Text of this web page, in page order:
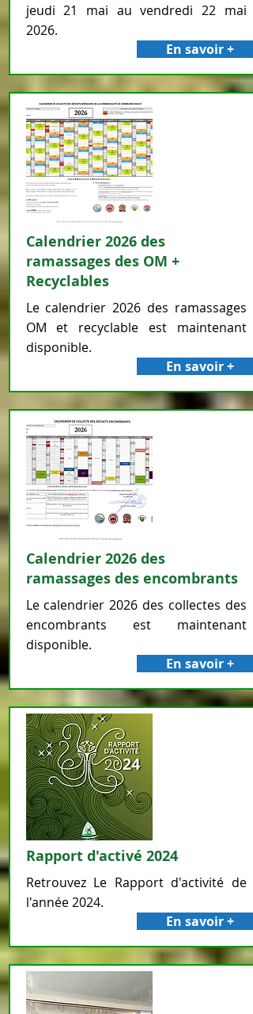
jeudi 21 mai au vendredi 22 mai
2026.
En savoir +
Calendrier 2026 des
ramassages des OM +
Recyclables
Le calendrier 2026 des ramassages
OM et recyclable est maintenant
disponible.
En savoir +
Calendrier 2026 des
ramassages des encombrants
Le calendrier 2026 des collectes des
encombrants est maintenant
disponible.
En savoir +
Rapport d'activé 2024
Retrouvez Le Rapport d'activité de
l'année 2024.
En savoir +